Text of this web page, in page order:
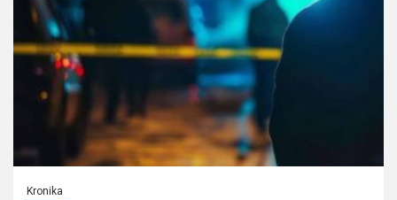
Kronika